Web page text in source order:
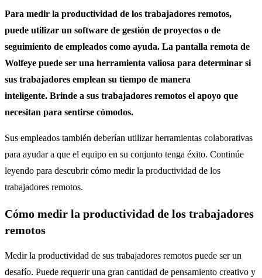
Para medir la productividad de los trabajadores remotos,
puede utilizar un software de gestión de proyectos o de
seguimiento de empleados como ayuda. La pantalla remota de
Wolfeye puede ser una herramienta valiosa para determinar si
sus trabajadores emplean su tiempo de manera
inteligente. Brinde a sus trabajadores remotos el apoyo que
necesitan para sentirse cómodos.
Sus empleados también deberían utilizar herramientas colaborativas
para ayudar a que el equipo en su conjunto tenga éxito. Continúe
leyendo para descubrir cómo medir la productividad de los
trabajadores remotos.
Cómo medir la productividad de los trabajadores
remotos
Medir la productividad de sus trabajadores remotos puede ser un
desafío. Puede requerir una gran cantidad de pensamiento creativo y